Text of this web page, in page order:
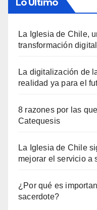
Lo Último
La Iglesia de Chile,
transformación
La digitalización de
realidad ya para el
8 razones por las
Catequesis
La Iglesia de Chile
mejorar el servicio a
¿Por qué es
sacerdote?